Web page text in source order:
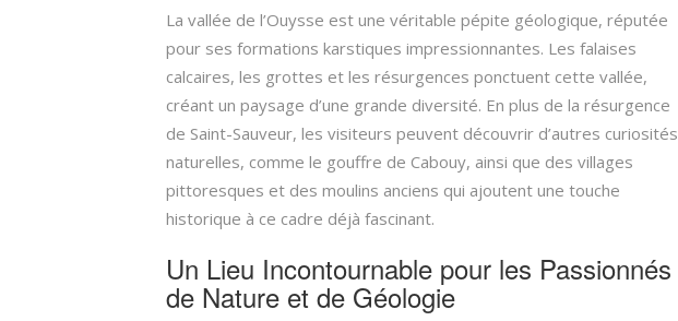
La vallée de l’Ouysse est une véritable pépite géologique, réputée
pour ses formations karstiques impressionnantes. Les falaises
calcaires, les grottes et les résurgences ponctuent cette vallée,
créant un paysage d’une grande diversité. En plus de la résurgence
de Saint-Sauveur, les visiteurs peuvent découvrir d’autres curiosités
naturelles, comme le gouffre de Cabouy, ainsi que des villages
pittoresques et des moulins anciens qui ajoutent une touche
historique à ce cadre déjà fascinant.
Un Lieu Incontournable pour les Passionnés
de Nature et de Géologie